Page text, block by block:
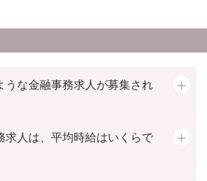
うな金融事務求人が募集され
求人は、平均時給はいくらで